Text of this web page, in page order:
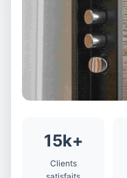
15k+
Clients